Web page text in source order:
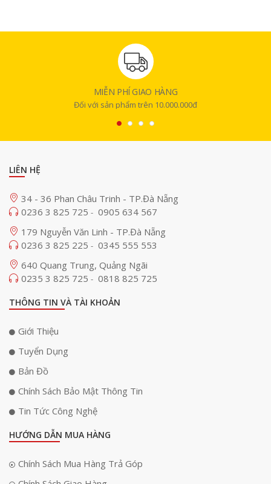
MIỄN PHÍ GIAO HÀNG
Đối với sản phẩm trên 10.000.000đ
LIÊN HỆ
34 - 36 Phan Châu Trinh - TP.Đà Nẵng
0236 3 825 725 - 0905 634 567
179 Nguyễn Văn Linh - TP.Đà Nẵng
0236 3 825 225 - 0345 555 553
640 Quang Trung, Quảng Ngãi
0235 3 825 725 - 0818 825 725
THÔNG TIN VÀ TÀI KHOẢN
Giới Thiệu
Tuyển Dụng
Bản Đồ
Chính Sách Bảo Mật Thông Tin
Tin Tức Công Nghệ
HƯỚNG DẪN MUA HÀNG
Chính Sách Mua Hàng Trả Góp